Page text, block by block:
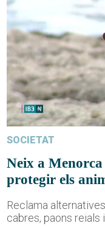
SOCIETAT
Neix a
protegir els
Reclama
cabres, paons